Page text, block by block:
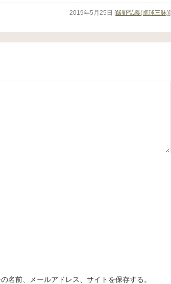
2019年5月25日 [飯野弘義(卓球三昧)]
名前、メールアドレス、サイトを保存する。